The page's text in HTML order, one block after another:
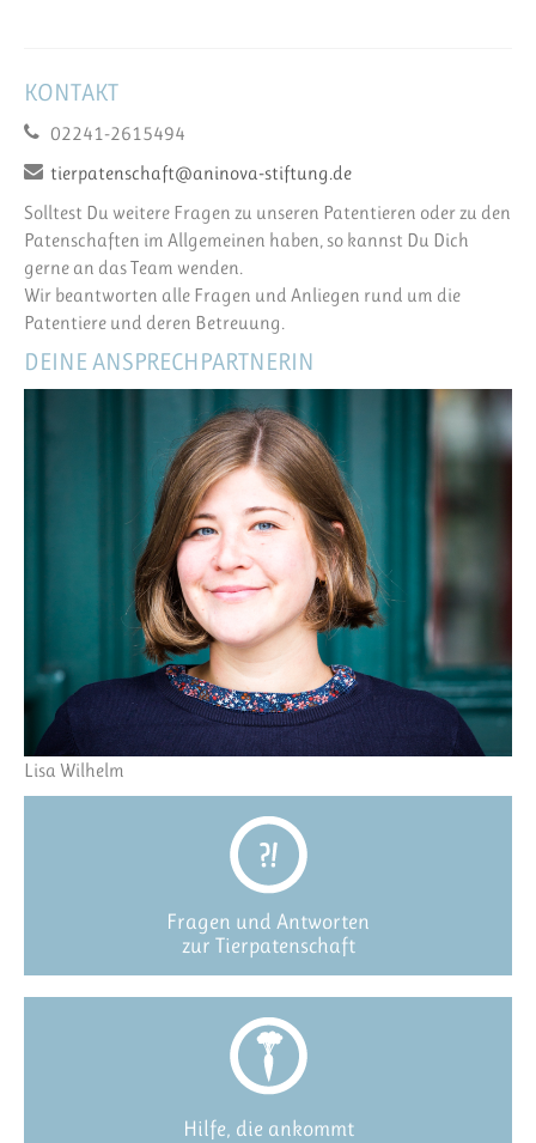
KONTAKT
02241-2615494
tierpatenschaft@aninova-stiftung.de
Solltest Du weitere Fragen zu unseren Patentieren oder zu den
Patenschaften im Allgemeinen haben, so kannst Du Dich
gerne an das Team wenden.
Wir beantworten alle Fragen und Anliegen rund um die
Patentiere und deren Betreuung.
DEINE ANSPRECHPARTNERIN
Lisa Wilhelm
Fragen und Antworten
zur Tierpatenschaft
Hilfe, die ankommt